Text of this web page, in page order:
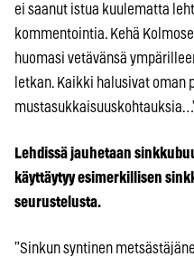
ei saanut istua kuulematta
kommentointia. Kehä
huomasi vetävänsä
letkan. Kaikki halusivat
Lehdissä jauhetaan
käyttäytyy esimerkillisen
seurustelusta.
”Sinkun syntinen